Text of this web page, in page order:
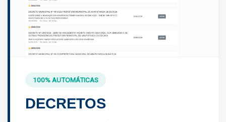
100% AUTOMÁTICAS
DECRETOS